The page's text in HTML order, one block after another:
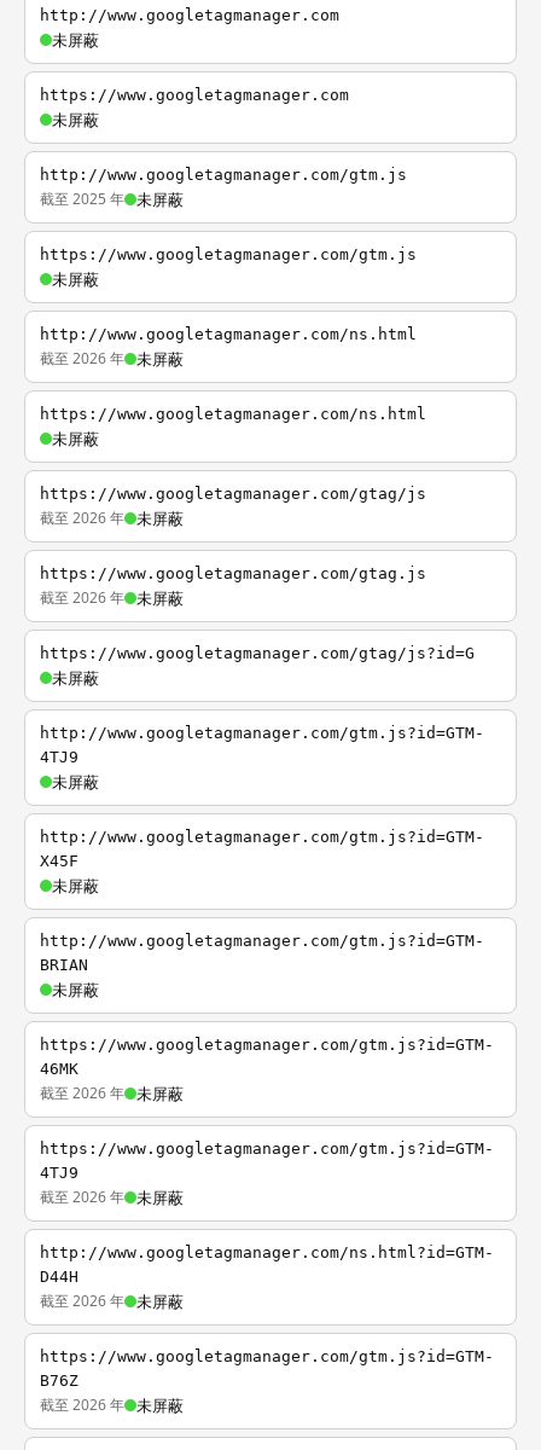
http://www.googletagmanager.com
未屏蔽
https://www.googletagmanager.com
未屏蔽
http://www.googletagmanager.com/gtm.js
截至 2025 年 未屏蔽
https://www.googletagmanager.com/gtm.js
未屏蔽
http://www.googletagmanager.com/ns.html
截至 2026 年 未屏蔽
https://www.googletagmanager.com/ns.html
未屏蔽
https://www.googletagmanager.com/gtag/js
截至 2026 年 未屏蔽
https://www.googletagmanager.com/gtag.js
截至 2026 年 未屏蔽
https://www.googletagmanager.com/gtag/js?id=G
未屏蔽
http://www.googletagmanager.com/gtm.js?id=GTM-
4TJ9
未屏蔽
http://www.googletagmanager.com/gtm.js?id=GTM-
X45F
未屏蔽
http://www.googletagmanager.com/gtm.js?id=GTM-
BRIAN
未屏蔽
https://www.googletagmanager.com/gtm.js?id=GTM-
46MK
截至 2026 年 未屏蔽
https://www.googletagmanager.com/gtm.js?id=GTM-
4TJ9
截至 2026 年 未屏蔽
http://www.googletagmanager.com/ns.html?id=GTM-
D44H
截至 2026 年 未屏蔽
https://www.googletagmanager.com/gtm.js?id=GTM-
B76Z
截至 2026 年 未屏蔽